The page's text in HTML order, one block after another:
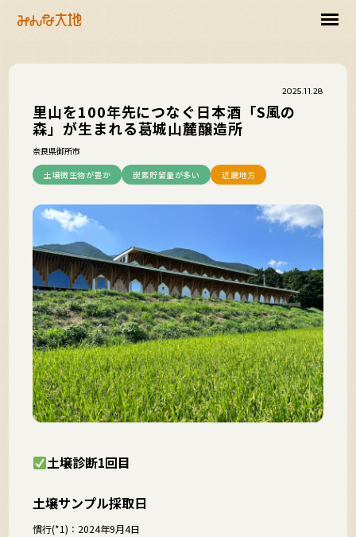
2025.11.28
里山を100年先につなぐ日本酒「S風の
森」が生まれる葛城山麓醸造所
奈良県御所市
土壌微生物が豊か
炭素貯留量が多い 近畿地方
土壌診断1回目
土壌サンプル採取日
慣行(*1)：2024年9月4日